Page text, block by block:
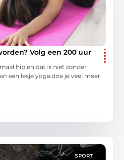
Volg een 200 uur
hip en dat is niet zonder
een lesje yoga doe je veel meer
SPORT